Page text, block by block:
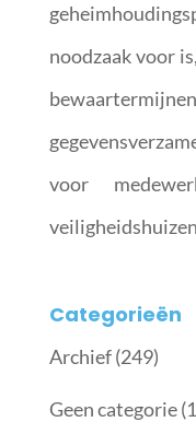
noodzaak voor
voor
Categorieën
Archief(249)
Geen categorie